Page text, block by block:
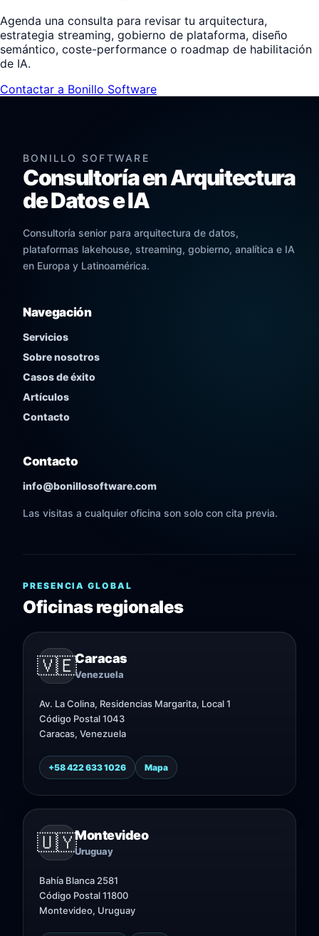
Agenda una consulta para revisar tu arquitectura,
estrategia streaming, gobierno de plataforma, diseño
semántico, coste-performance o roadmap de habilitación
de IA.
Contactar a Bonillo Software
BONILLO SOFTWARE
Consultoría en Arquitectura
de Datos e IA
Consultoría senior para arquitectura de datos,
plataformas lakehouse, streaming, gobierno, analítica e IA
en Europa y Latinoamérica.
Navegación
Servicios
Sobre nosotros
Casos de éxito
Artículos
Contacto
Contacto
info@bonillosoftware.com
Las visitas a cualquier oficina son solo con cita previa.
PRESENCIA GLOBAL
Oficinas regionales
🇻🇪Caracas
Venezuela
Av. La Colina, Residencias Margarita, Local 1
Código Postal 1043
Caracas, Venezuela
+58 422 633 1026 Mapa
🇺🇾Montevideo
Uruguay
Bahía Blanca 2581
Código Postal 11800
Montevideo, Uruguay